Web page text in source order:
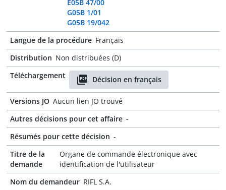
E05B 47/00
G05B 1/01
G05B 19/042
Langue de la procédure Français
Distribution Non distribuées (D)
Téléchargement
Décision en français
Versions JO Aucun lien JO trouvé
Autres décisions pour cet affaire -
Résumés pour cette décision -
Titre de la
demande
Organe de commande électronique avec
identification de l'utilisateur
Nom du demandeur RIFL S.A.